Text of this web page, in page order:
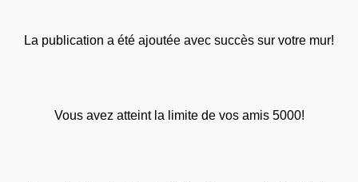
La publication a été ajoutée avec succès sur votre mur!
Vous avez atteint la limite de vos amis 5000!